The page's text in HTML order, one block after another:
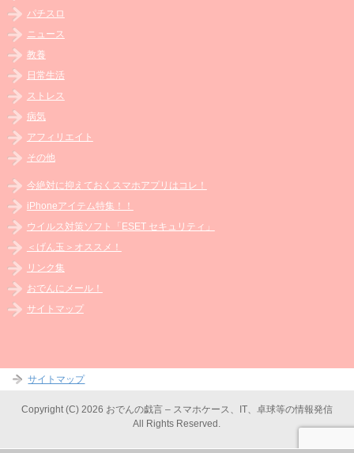
パチスロ
ニュース
教養
日常生活
ストレス
病気
アフィリエイト
その他
今絶対に抑えておくスマホアプリはコレ！
iPhoneアイテム特集！！
ウイルス対策ソフト「ESET セキュリティ」
＜げん玉＞オススメ！
リンク集
おでんにメール！
サイトマップ
サイトマップ
Copyright (C) 2026 おでんの戯言 – スマホケース、IT、卓球等の情報発信
All Rights Reserved.